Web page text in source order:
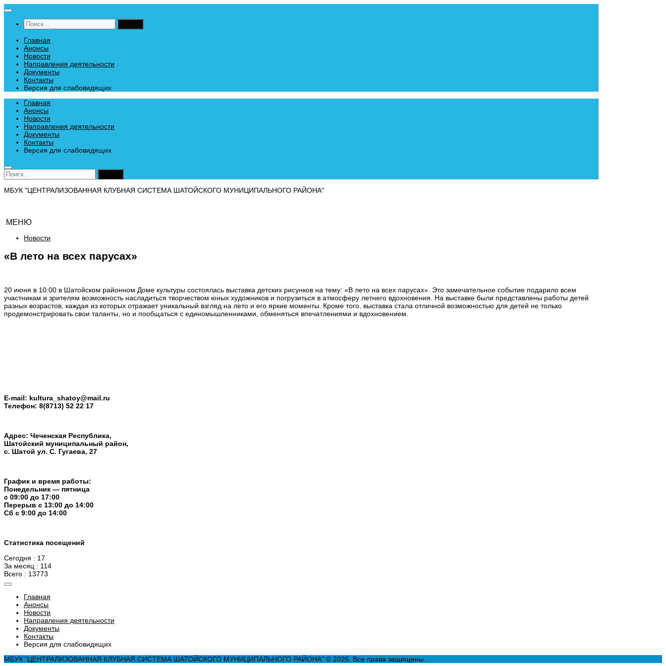
Перейти
содержимому
Найти:
Главная
Анонсы
Новости
Направления деятельности
Документы
Контакты
Версия для слабовидящих
Главная
Анонсы
Новости
Направления деятельности
Документы
Контакты
Версия для слабовидящих
Найти:
МБУК "ЦЕНТРАЛИЗОВАННАЯ КЛУБНАЯ СИСТЕМА ШАТОЙСКОГО МУНИЦИПАЛЬНОГО РАЙОНА"
МЕНЮ
Новости
«В лето на всех парусах»
20 июня в 10:00 в Шатойском районном Доме культуры состоялась выставка детских рисунков на тему: «В лето на всех парусах». Это замечательное событие подарило всем
участникам и зрителям возможность насладиться творчеством юных художников и погрузиться в атмосферу летнего вдохновения. На выставке были представлены работы детей
разных возрастов, каждая из которых отражает уникальный взгляд на лето и его яркие моменты. Кроме того, выставка стала отличной возможностью для детей не только
продемонстрировать свои таланты, но и пообщаться с единомышленниками, обменяться впечатлениями и вдохновением.
E-mail: kultura_shatoy@mail.ru
Телефон: 8(8713) 52 22 17
Адрес: Чеченская Республика,
Шатойский муниципальный район,
с. Шатой ул. С. Гугаева, 27
График и время работы:
Понедельник — пятница
с 09:00 до 17:00
Перерыв c 13:00 до 14:00
Cб с 9:00 до 14:00
Статистика посещений
Сегодня : 17
За месяц : 114
Всего : 13773
Главная
Анонсы
Новости
Направления деятельности
Документы
Контакты
Версия для слабовидящих
МБУК "ЦЕНТРАЛИЗОВАННАЯ КЛУБНАЯ СИСТЕМА ШАТОЙСКОГО МУНИЦИПАЛЬНОГО РАЙОНА" © 2026. Все права защищены.